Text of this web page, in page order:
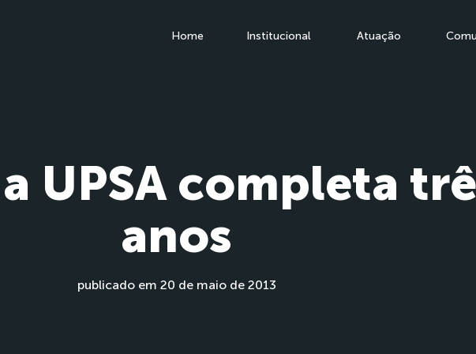
Home Institucional Atuação
UPSA completa
anos
publicado em 20 de maio de 2013